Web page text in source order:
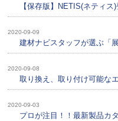
【保存版】NETIS(ネティ
2020-09-09
建材ナビスタッフが選ぶ「
2020-09-08
取り換え、取り付け可能な
2020-09-03
プロが注目！！最新製品カ